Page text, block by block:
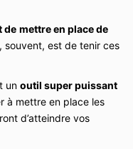
de mettre en place de
souvent, est de tenir ces
un outil super puissant
à mettre en place les
d’atteindre vos